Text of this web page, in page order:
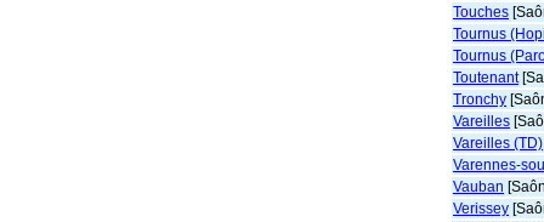
Touches
Tournus
Tournus
Toutenant
Tronchy
Vareilles
Vareilles (TD)
Varennes-
Vauban
Verissey